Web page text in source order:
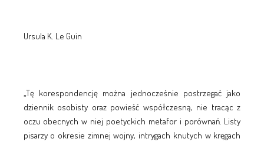
Ursula K. Le Guin
„Tę korespondencję można jednocześnie postrzegać jako
dziennik osobisty oraz powieść współczesną, nie tracąc z
oczu obecnych w niej poetyckich metafor i porównań. Listy
pisarzy o okresie zimnej wojny, intrygach knutych w kręgach